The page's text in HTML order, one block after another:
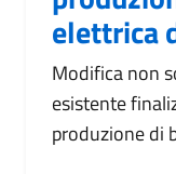
elettrica
Modifica non
esistente
produzione di